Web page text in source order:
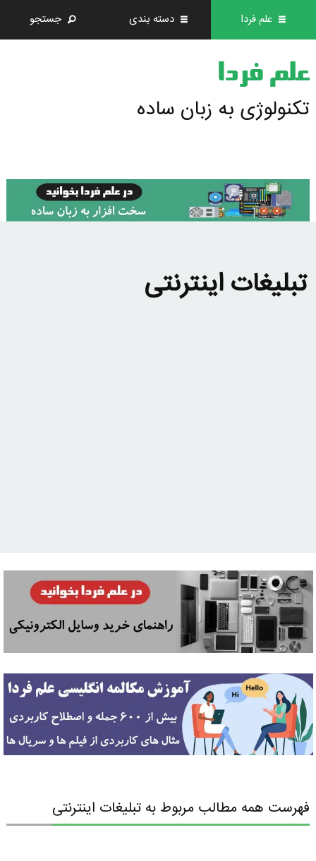
علم فردا دسته بندی جستجو
علم فردا
تکنولوژی به زبان ساده
تبلیغات اینترنتی
فهرست همه مطالب مربوط به تبلیغات اینترنتی